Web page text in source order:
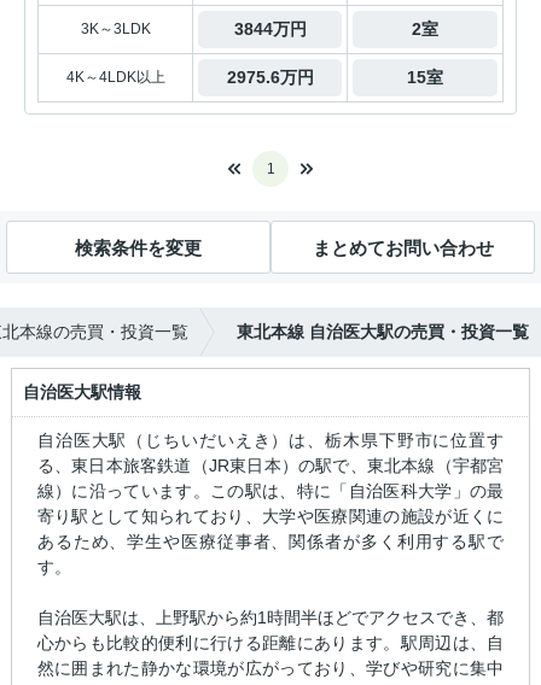
3K～3LDK 3844万円 2室
4K～4LDK以上 2975.6万円 15室
1
検索条件を変更 まとめてお問い合わせ
本線の売買・投資一覧 東北本線 自治医大駅の売買・投資一覧
自治医大駅情報
自治医大駅（じちいだいえき）は、栃木県下野市に位置す
る、東日本旅客鉄道（JR東日本）の駅で、東北本線（宇都宮
線）に沿っています。この駅は、特に「自治医科大学」の最
寄り駅として知られており、大学や医療関連の施設が近くに
あるため、学生や医療従事者、関係者が多く利用する駅で
す。
自治医大駅は、上野駅から約1時間半ほどでアクセスでき、都
心からも比較的便利に行ける距離にあります。駅周辺は、自
然に囲まれた静かな環境が広がっており、学びや研究に集中